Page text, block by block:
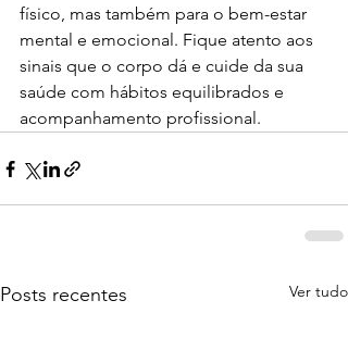
físico, mas também para o bem-estar
mental e emocional. Fique atento aos
sinais que o corpo dá e cuide da sua
saúde com hábitos equilibrados e
acompanhamento profissional.
Posts recentes Ver tudo